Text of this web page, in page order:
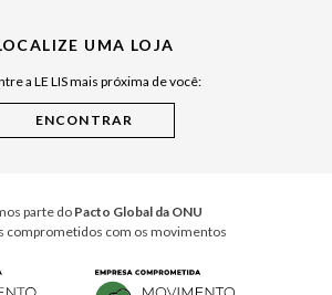
UMA LOJA
a LE LIS mais próxima de você:
parte do Pacto Global da ONU
comprometidos com os movimentos